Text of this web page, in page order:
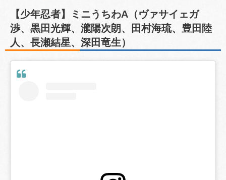
【少年忍者】ミニうちわA（ヴァサイェガ
渉、黒田光輝、瀧陽次朗、田村海琉、豊田陸
人、長瀬結星、深田竜生）